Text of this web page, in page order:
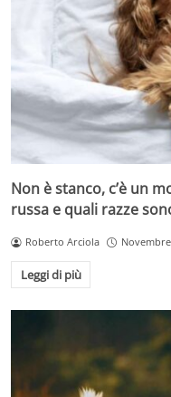
Non è stanco, c’è un
russa e quali razze
Roberto Arciola
Leggi di più